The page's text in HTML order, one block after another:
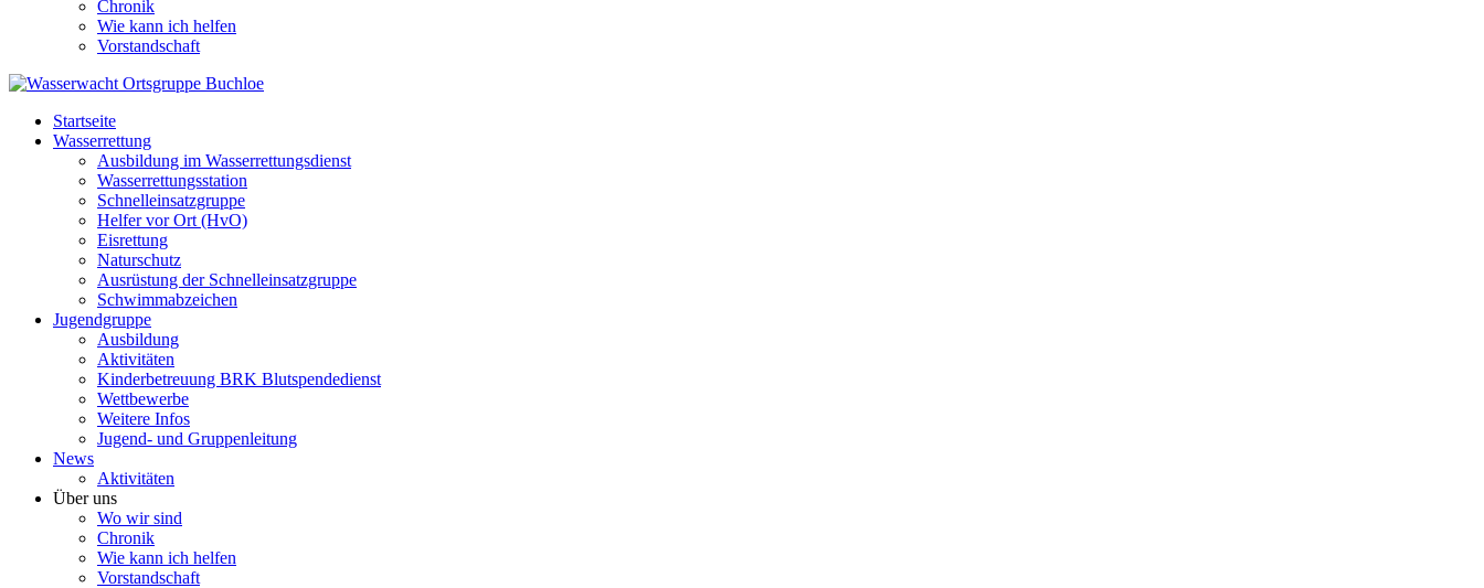
Chronik
Wie kann ich helfen
Vorstandschaft
Startseite
Wasserrettung
Ausbildung im Wasserrettungsdienst
Wasserrettungsstation
Schnelleinsatzgruppe
Helfer vor Ort (HvO)
Eisrettung
Naturschutz
Ausrüstung der Schnelleinsatzgruppe
Schwimmabzeichen
Jugendgruppe
Ausbildung
Aktivitäten
Kinderbetreuung BRK Blutspendedienst
Wettbewerbe
Weitere Infos
Jugend- und Gruppenleitung
News
Aktivitäten
Über uns
Wo wir sind
Chronik
Wie kann ich helfen
Vorstandschaft